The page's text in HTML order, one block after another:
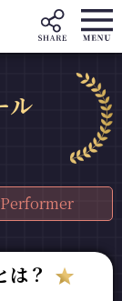
ル
？